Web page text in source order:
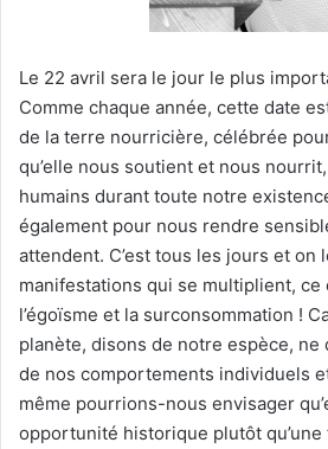
Le 22 avril sera le jour le plus
Comme chaque année, cette date
de la terre nourricière, célébrée
qu’elle nous soutient et nous
humains durant toute notre
également pour nous rendre
attendent. C’est tous les jours et on
manifestations qui se multiplient, ce
l’égoïsme et la surconsommation !
planète, disons de notre espèce, ne
de nos comportements individuels
même pourrions-nous envisager
opportunité historique plutôt